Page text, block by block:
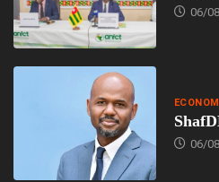
06/
06/